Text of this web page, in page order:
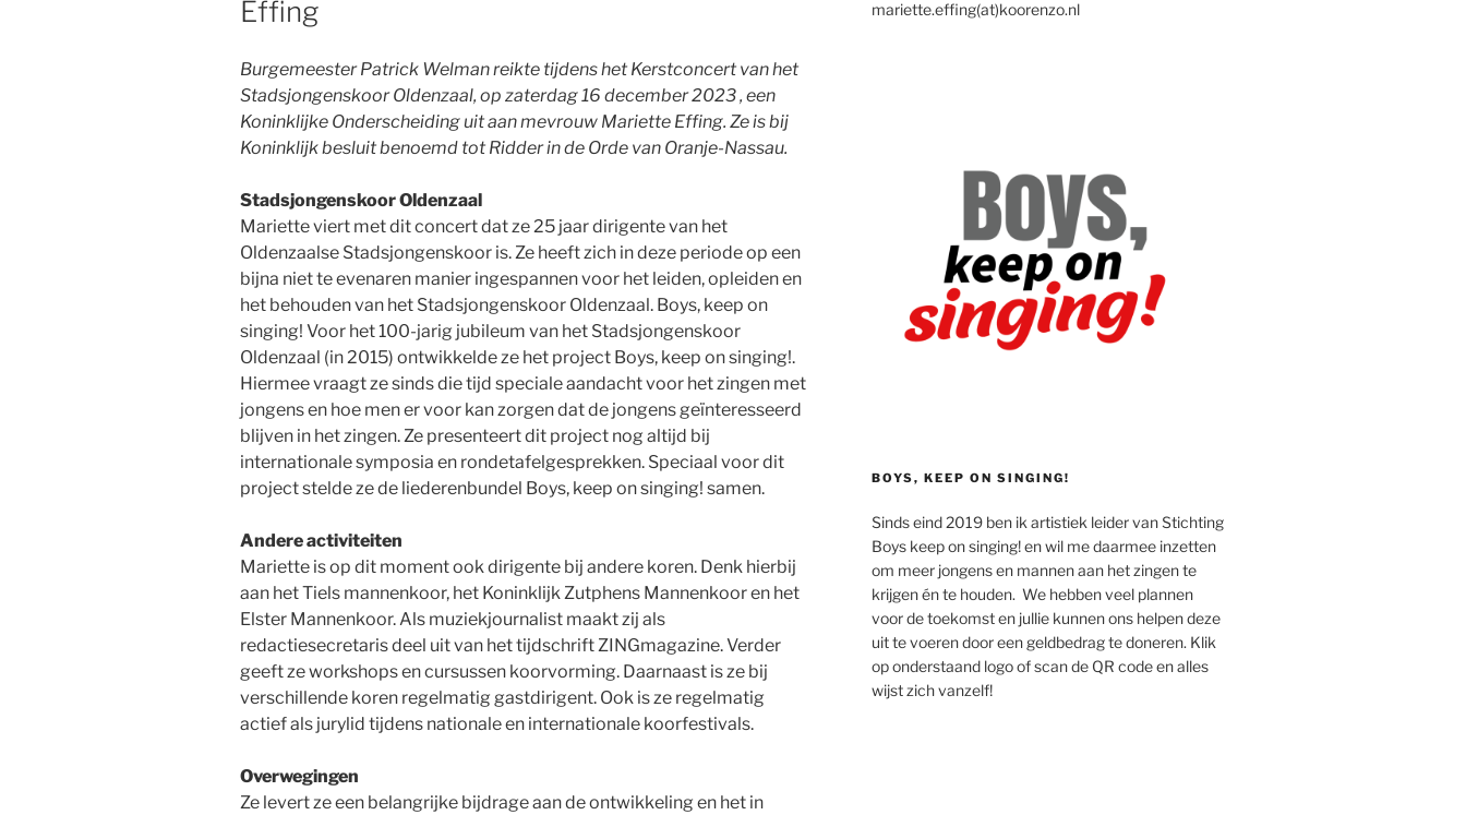
Effing
Burgemeester Patrick Welman reikte tijdens het Kerstconcert van het
Stadsjongenskoor Oldenzaal, op zaterdag 16 december 2023 , een
Koninklijke Onderscheiding uit aan mevrouw Mariette Effing. Ze is bij
Koninklijk besluit benoemd tot Ridder in de Orde van Oranje-Nassau.
Stadsjongenskoor Oldenzaal
Mariette viert met dit concert dat ze 25 jaar dirigente van het
Oldenzaalse Stadsjongenskoor is. Ze heeft zich in deze periode op een
bijna niet te evenaren manier ingespannen voor het leiden, opleiden en
het behouden van het Stadsjongenskoor Oldenzaal. Boys, keep on
singing! Voor het 100-jarig jubileum van het Stadsjongenskoor
Oldenzaal (in 2015) ontwikkelde ze het project Boys, keep on singing!.
Hiermee vraagt ze sinds die tijd speciale aandacht voor het zingen met
jongens en hoe men er voor kan zorgen dat de jongens geïnteresseerd
blijven in het zingen. Ze presenteert dit project nog altijd bij
internationale symposia en rondetafelgesprekken. Speciaal voor dit
project stelde ze de liederenbundel Boys, keep on singing! samen.
Andere activiteiten
Mariette is op dit moment ook dirigente bij andere koren. Denk hierbij
aan het Tiels mannenkoor, het Koninklijk Zutphens Mannenkoor en het
Elster Mannenkoor. Als muziekjournalist maakt zij als
redactiesecretaris deel uit van het tijdschrift ZINGmagazine. Verder
geeft ze workshops en cursussen koorvorming. Daarnaast is ze bij
verschillende koren regelmatig gastdirigent. Ook is ze regelmatig
actief als jurylid tijdens nationale en internationale koorfestivals.
Overwegingen
Ze levert ze een belangrijke bijdrage aan de ontwikkeling en het in
mariette.effing(at)koorenzo.nl
BOYS, KEEP ON SINGING!
Sinds eind 2019 ben ik artistiek leider van Stichting
Boys keep on singing! en wil me daarmee inzetten
om meer jongens en mannen aan het zingen te
krijgen én te houden. We hebben veel plannen
voor de toekomst en jullie kunnen ons helpen deze
uit te voeren door een geldbedrag te doneren. Klik
op onderstaand logo of scan de QR code en alles
wijst zich vanzelf!